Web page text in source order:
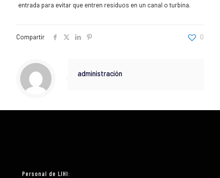
entrada para evitar que entren residuos en un canal o turbina.
Compartir 0
administración
Personal de LIHI: